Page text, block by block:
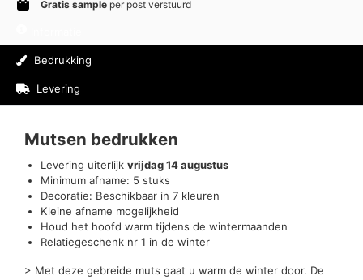
Gratis sample per post verstuurd
Bedrukking
Levering
Mutsen bedrukken
Levering uiterlijk vrijdag 14 augustus
Minimum afname: 5 stuks
Decoratie: Beschikbaar in 7 kleuren
Kleine afname mogelijkheid
Houd het hoofd warm tijdens de wintermaanden
Relatiegeschenk nr 1 in de winter
> Met deze gebreide muts gaat u warm de winter door. De